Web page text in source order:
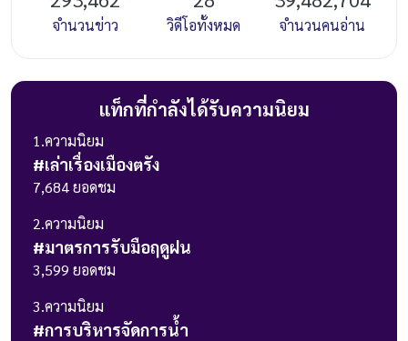
จำนวนข่าว วิดีโอทั้งหมด จำนวนคนอ่าน
แท็กที่กำลังได้รับความนิยม
1 .ความนิยม
#เล่าเรื่องเมืองตรัง
7,684ยอดชม
2.ความนิยม
#มาตรการรับมือฤดูฝน
3,599 ยอดชม
3.ความนิยม
#การบริหารจัดการน้ำ